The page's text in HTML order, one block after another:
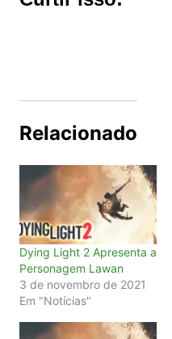
Relacionado
Dying Light 2 Apresenta a
Personagem Lawan
3 de novembro de 2021
Em "Notícias"